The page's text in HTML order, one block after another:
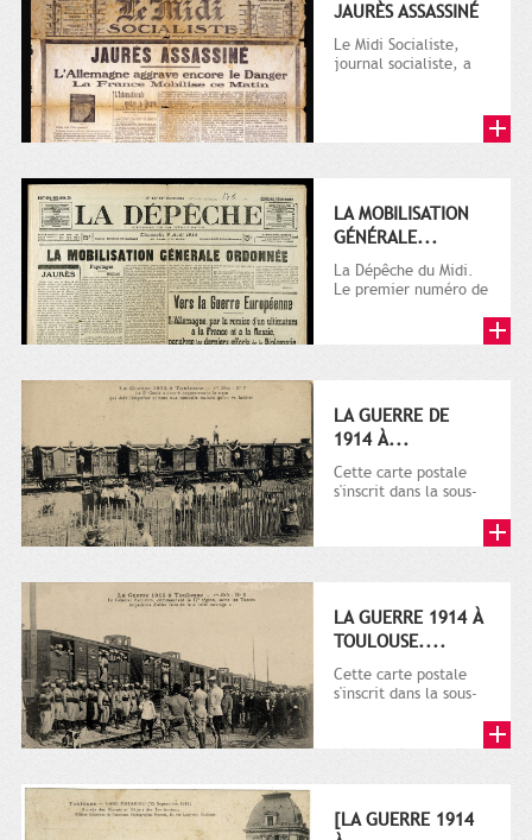
JAURÈS ASSASSINÉ
Le Midi Socialiste,
journal socialiste, a
LA MOBILISATION
GÉNÉRALE...
La Dépêche du Midi.
Le premier numéro de
octobre...
LA GUERRE DE
1914 À...
Cette carte postale
s'inscrit dans la sous-
plusieurs milliers de...
LA GUERRE 1914 À
TOULOUSE....
Cette carte postale
s'inscrit dans la sous-
plusieurs milliers de...
[LA GUERRE 1914